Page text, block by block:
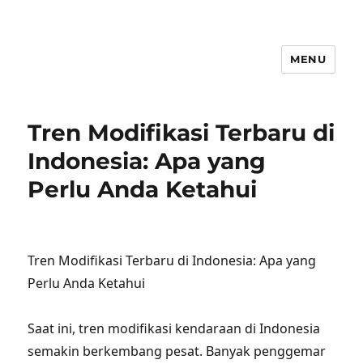
MENU
Tren Modifikasi Terbaru di
Indonesia: Apa yang
Perlu Anda Ketahui
Tren Modifikasi Terbaru di Indonesia: Apa yang
Perlu Anda Ketahui
Saat ini, tren modifikasi kendaraan di Indonesia
semakin berkembang pesat. Banyak penggemar